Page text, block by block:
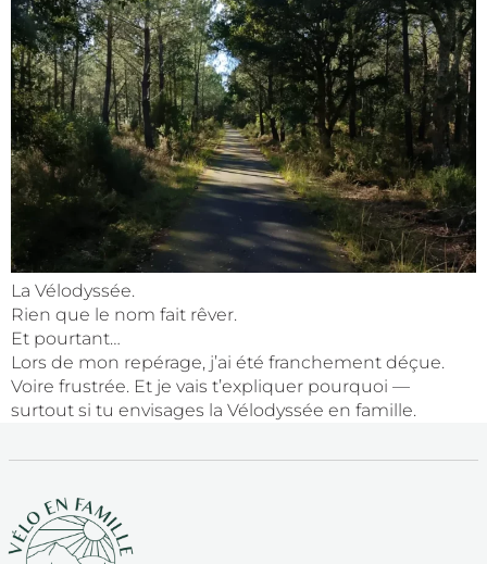
La Vélodyssée.
Rien que le nom fait rêver.
Et pourtant…
Lors de mon repérage, j’ai été franchement déçue.
Voire frustrée. Et je vais t’expliquer pourquoi —
surtout si tu envisages la Vélodyssée en famille.